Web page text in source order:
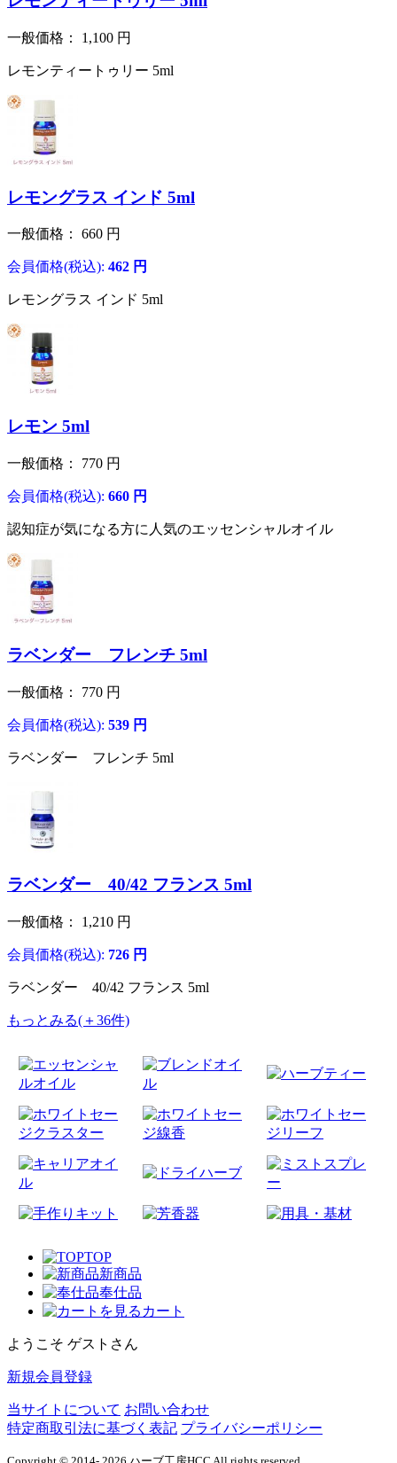
一般価格： 1,100 円
レモンティートゥリー 5ml
レモングラス インド 5ml
一般価格： 660 円
会員価格(税込): 462 円
レモングラス インド 5ml
レモン 5ml
一般価格： 770 円
会員価格(税込): 660 円
認知症が気になる方に人気のエッセンシャルオイル
ラベンダー フレンチ 5ml
一般価格： 770 円
会員価格(税込): 539 円
ラベンダー フレンチ 5ml
ラベンダー 40/42 フランス 5ml
一般価格： 1,210 円
会員価格(税込): 726 円
ラベンダー 40/42 フランス 5ml
もっとみる(＋36件)
TOP
新商品
奉仕品
カート
ようこそ ゲストさん
新規会員登録
当サイトについて お問い合わせ
特定商取引法に基づく表記 プライバシーポリシー